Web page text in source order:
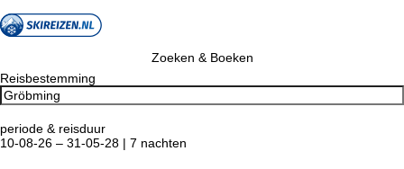
Zoeken & Boeken
Reisbestemming
periode & reisduur
10-08-26 – 31-05-28 | 7 nachten